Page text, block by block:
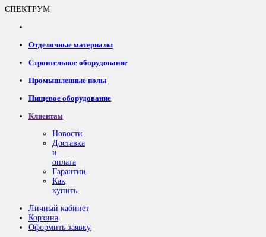
СПЕКТРУМ
Отделочные материалы
Строительное оборудование
Промышленные полы
Пищевое оборудование
Клиентам
Новости
Доставка
и
оплата
Гарантии
Как
купить
Личный кабинет
Корзина
Оформить заявку